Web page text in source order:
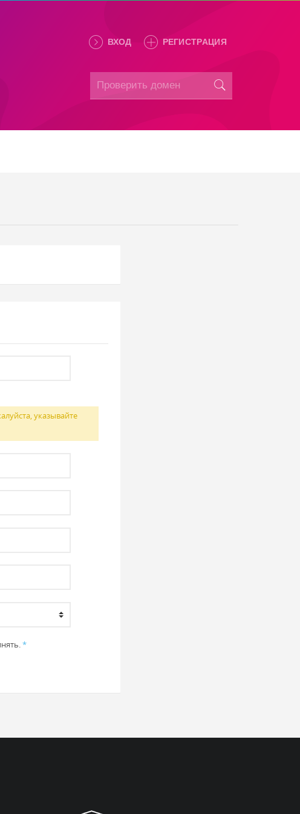
ВХОД РЕГИСТРАЦИЯ
указывайте
*